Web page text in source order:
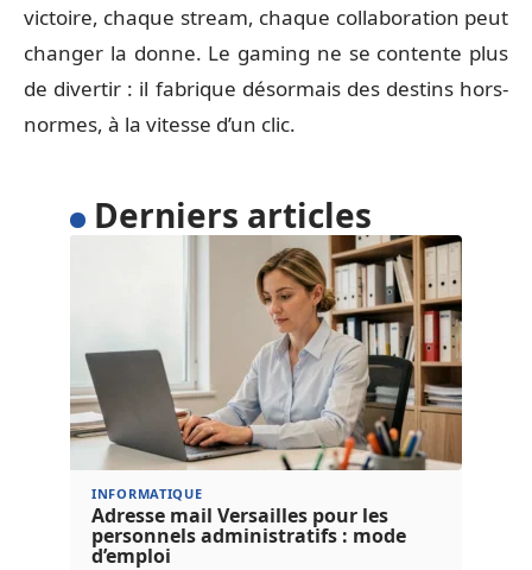
victoire, chaque stream, chaque collaboration peut
changer la donne. Le gaming ne se contente plus
de divertir : il fabrique désormais des destins hors-
normes, à la vitesse d’un clic.
Derniers articles
INFORMATIQUE
Adresse mail Versailles pour les
personnels administratifs : mode
d’emploi